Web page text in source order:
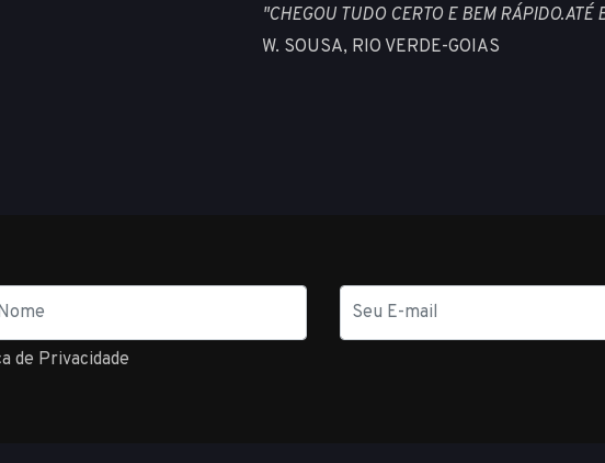
"CHEGOU TUDO CERTO E BEM RÁPIDO.ATÉ
W. SOUSA, RIO VERDE-GOIAS
mail
de Privacidade